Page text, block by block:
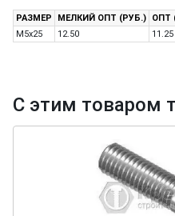
РАЗМЕР МЕЛКИЙ ОПТ (РУБ.) ОПТ
M5x25
12.50 11.25
С этим товаром